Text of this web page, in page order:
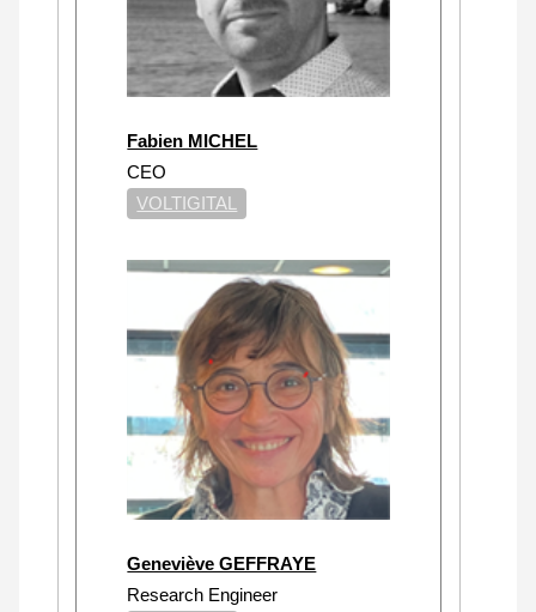
Fabien MICHEL
CEO
VOLTIGITAL
Geneviève GEFFRAYE
Research Engineer